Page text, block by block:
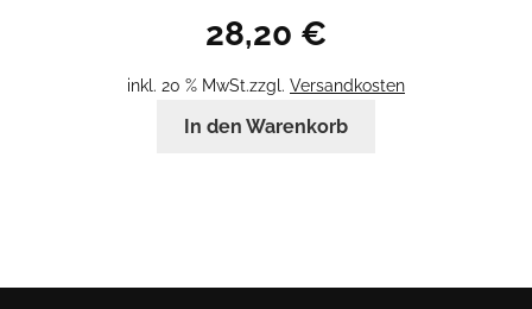
28,20 €
inkl. 20 % MwSt.zzgl. Versandkosten
In den Warenkorb